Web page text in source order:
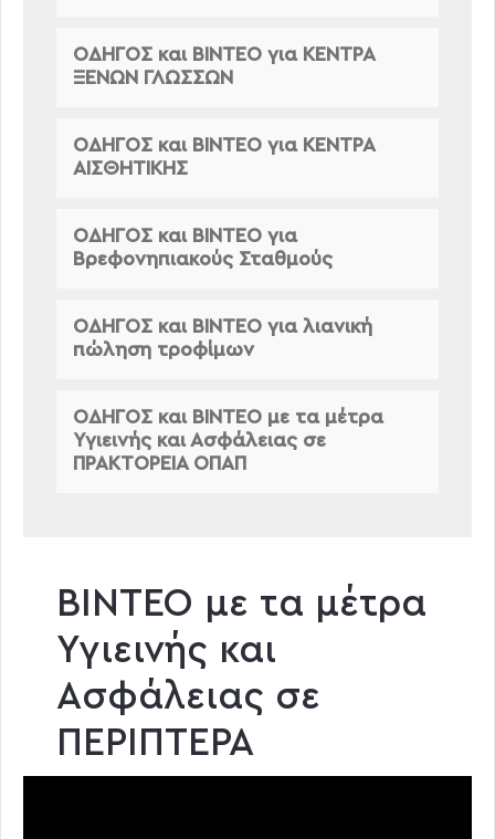
ΟΔΗΓΟΣ και ΒΙΝΤΕΟ για ΚΕΝΤΡΑ
ΞΕΝΩΝ ΓΛΩΣΣΩΝ
ΟΔΗΓΟΣ και ΒΙΝΤΕΟ για ΚΕΝΤΡΑ
ΑΙΣΘΗΤΙΚΗΣ
ΟΔΗΓΟΣ και ΒΙΝΤΕΟ για
Βρεφονηπιακούς Σταθμούς
ΟΔΗΓΟΣ και ΒΙΝΤΕΟ για λιανική
πώληση τροφίμων
ΟΔΗΓΟΣ και ΒΙΝΤΕΟ με τα μέτρα
Υγιεινής και Ασφάλειας σε
ΠΡΑΚΤΟΡΕΙΑ ΟΠΑΠ
ΒΙΝΤΕΟ με τα μέτρα
Υγιεινής και
Ασφάλειας σε
ΠΕΡΙΠΤΕΡΑ